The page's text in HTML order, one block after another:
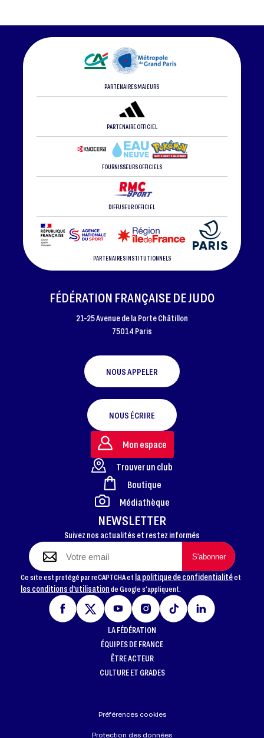
PARTENAIRES MAJEURS
PARTENAIRE OFFICIEL
FOURNISSEURS OFFICIELS
DIFFUSEUR OFFICIEL
PARTENAIRES INSTITUTIONNELS
FOOTER
FÉDÉRATION FRANÇAISE DE JUDO
21-25 Avenue de la Porte Châtillon
75014 Paris
NOUS APPELER
NOUS ÉCRIRE
NEWSLETTER
Suivez nos actualités et restez informés
Ce site est protégé par reCAPTCHA et la politique de confidentialitéet
les conditions d'utilisationde Google s'appliquent.
Mon espace
Trouver un club
Boutique
Médiathèque
LA FÉDÉRATION
ÉQUIPES DE FRANCE
ÊTRE ACTEUR
CULTURE ET GRADES
Préférences cookies
Protection des données